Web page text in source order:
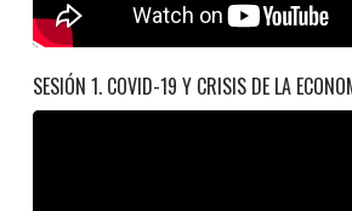
SESIÓN 1. COVID-19 Y CRISIS DE LA